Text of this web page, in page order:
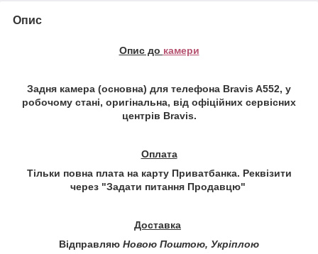
Опис
Опис до камери
Задня камера (основна) для телефона Bravis A552, у
робочому стані, оригінальна, від офіційних сервісних
центрів Bravis.
Оплата
Тільки повна плата на карту Приватбанка. Реквізити
через "Задати питання Продавцю"
Доставка
Відправляю Новою Поштою, Укріплою